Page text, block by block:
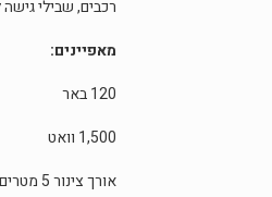
רכבים, שבילי גישה
מאפיינים:
120 באר
1,500 וואט
אורך צינור 5 מטרים